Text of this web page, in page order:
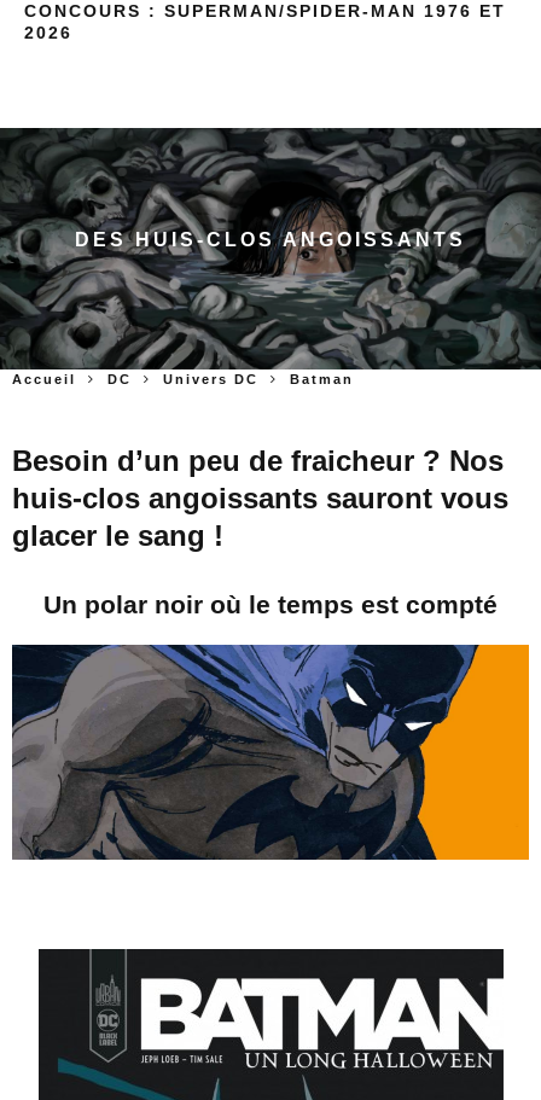
CONCOURS : SUPERMAN/SPIDER-MAN 1976 ET
2026
DES HUIS-CLOS ANGOISSANTS
Accueil DC Univers DC Batman
Besoin d’un peu de fraicheur ? Nos
huis-clos angoissants sauront vous
glacer le sang !
Un polar noir où le temps est compté